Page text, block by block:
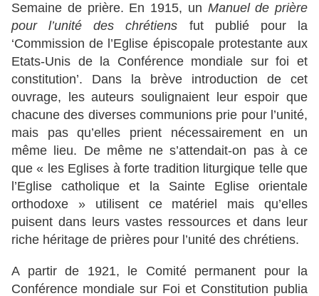
Semaine de prière. En 1915, un Manuel de prière
pour l’unité des chrétiens fut publié pour la
‘Commission de l’Eglise épiscopale protestante aux
Etats-Unis de la Conférence mondiale sur foi et
constitution’. Dans la brève introduction de cet
ouvrage, les auteurs soulignaient leur espoir que
chacune des diverses communions prie pour l’unité,
mais pas qu’elles prient nécessairement en un
même lieu. De même ne s’attendait-on pas à ce
que « les Eglises à forte tradition liturgique telle que
l’Eglise catholique et la Sainte Eglise orientale
orthodoxe » utilisent ce matériel mais qu’elles
puisent dans leurs vastes ressources et dans leur
riche héritage de prières pour l’unité des chrétiens.
A partir de 1921, le Comité permanent pour la
Conférence mondiale sur Foi et Constitution publia